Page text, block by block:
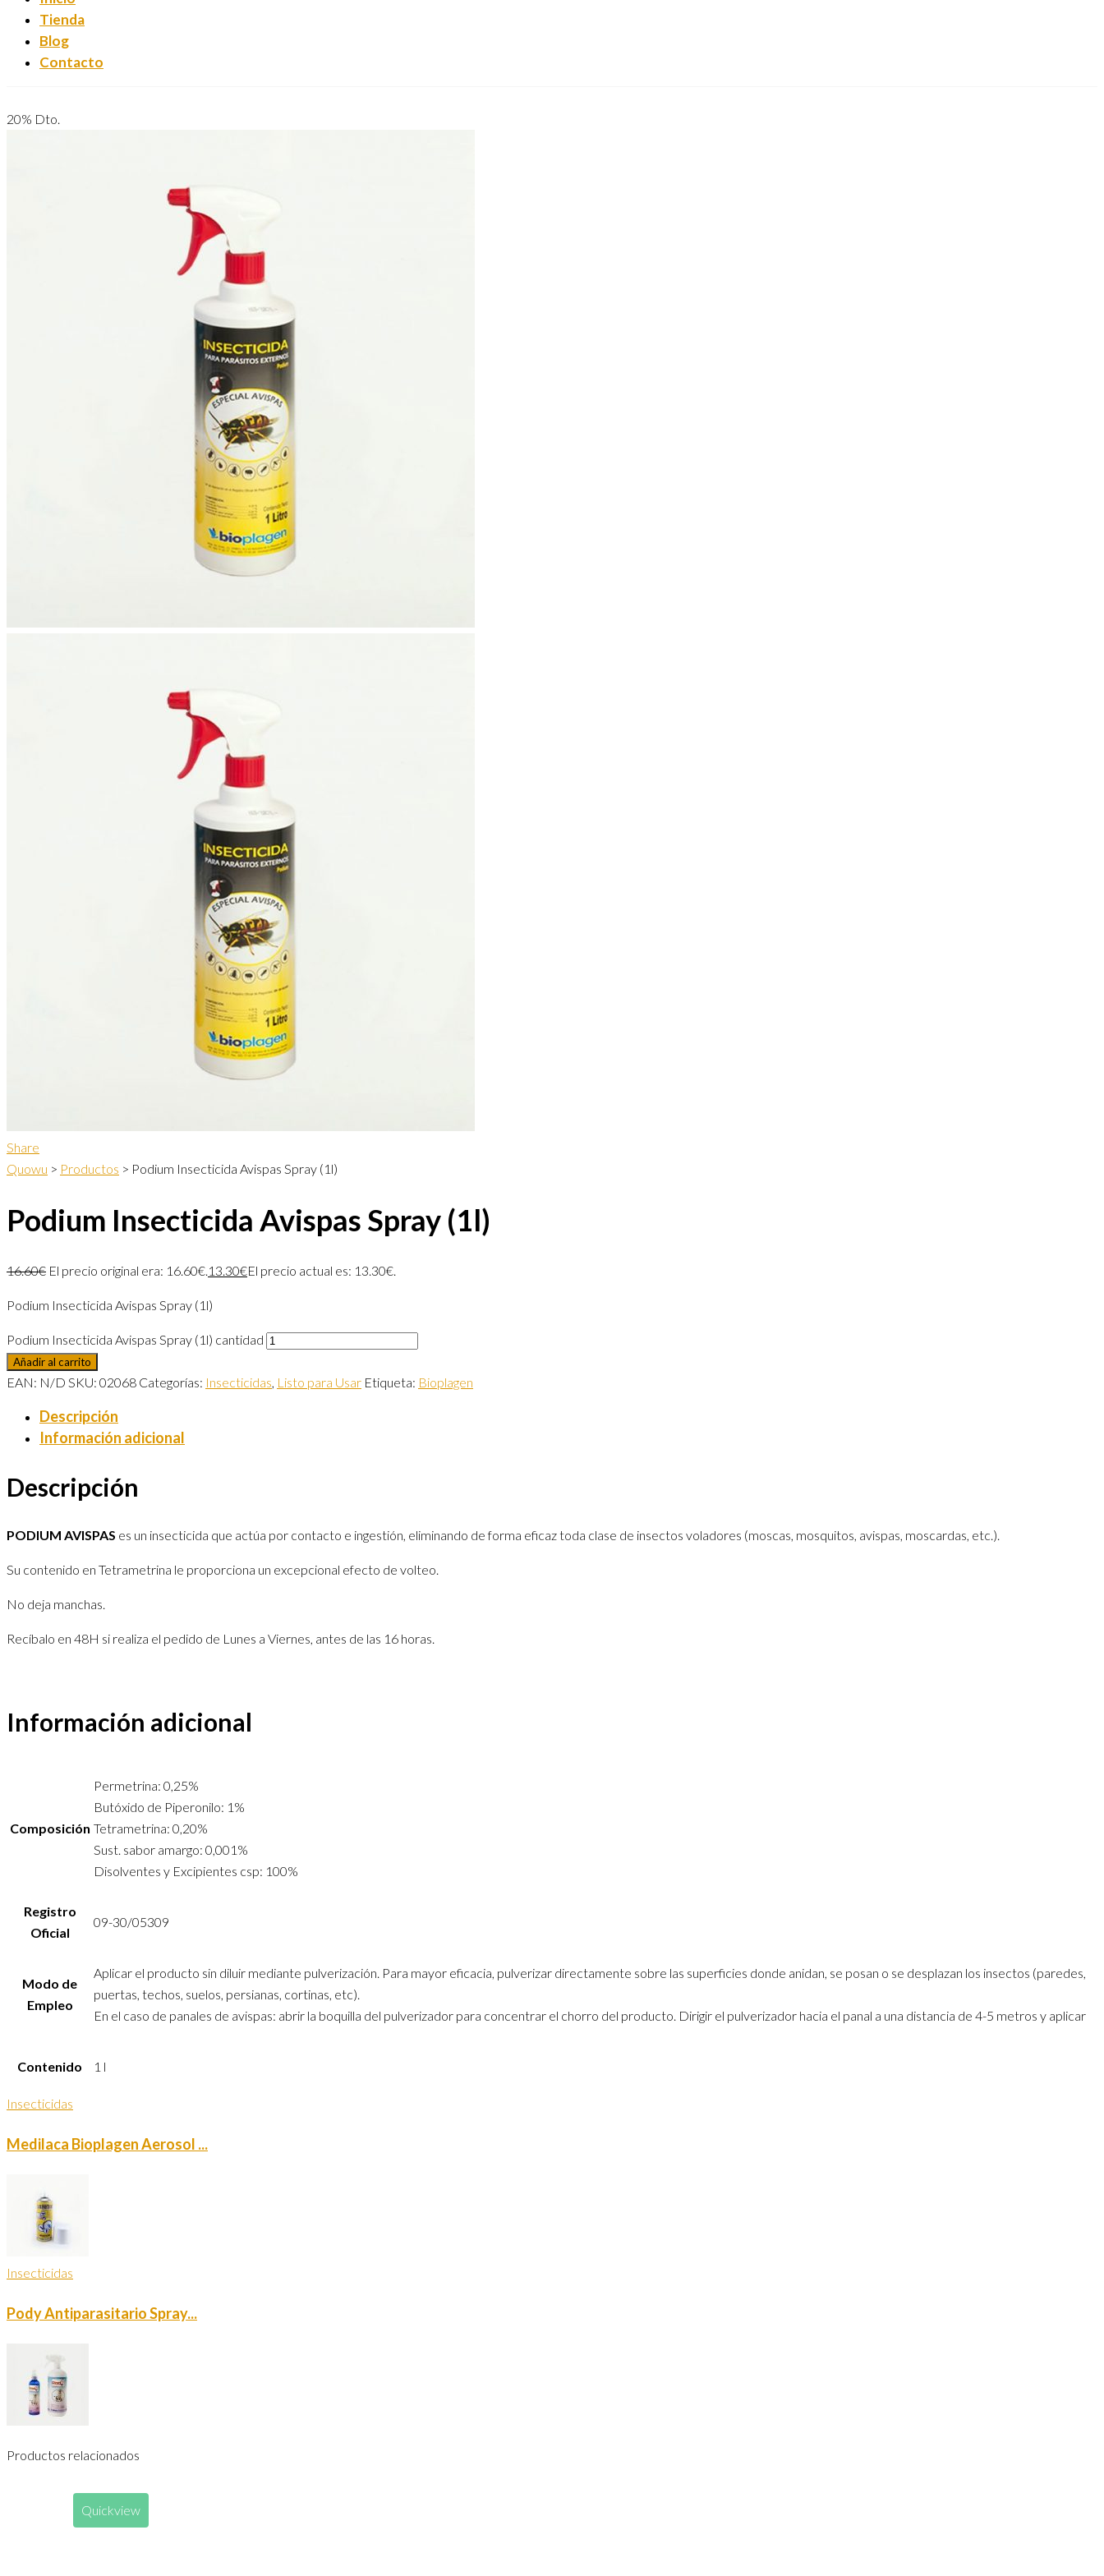
Tienda
Blog
Contacto
20% Dto.
Share
Quowu > Productos > Podium Insecticida Avispas Spray (1l)
Podium Insecticida Avispas Spray (1l)
16.60€ El precio original era: 16.60€.13.30€El precio actual es: 13.30€.
Podium Insecticida Avispas Spray (1l)
Podium Insecticida Avispas Spray (1l) cantidad
Añadir al carrito
EAN: N/D SKU: 02068 Categorías: Insecticidas, Listo para Usar Etiqueta: Bioplagen
Descripción
Información adicional
Descripción
PODIUM AVISPAS es un insecticida que actúa por contacto e ingestión, eliminando de forma eficaz toda clase de insectos voladores (moscas, mosquitos, avispas, moscardas, etc.).
Su contenido en Tetrametrina le proporciona un excepcional efecto de volteo.
No deja manchas.
Recíbalo en 48H si realiza el pedido de Lunes a Viernes, antes de las 16 horas.
Información adicional
Composición
Permetrina: 0,25%
Butóxido de Piperonilo: 1%
Tetrametrina: 0,20%
Sust. sabor amargo: 0,001%
Disolventes y Excipientes csp: 100%
Registro
Oficial
09-30/05309
Modo de
Empleo
Aplicar el producto sin diluir mediante pulverización. Para mayor eficacia, pulverizar directamente sobre las superficies donde anidan, se posan o se desplazan los insectos (paredes,
puertas, techos, suelos, persianas, cortinas, etc).
En el caso de panales de avispas: abrir la boquilla del pulverizador para concentrar el chorro del producto. Dirigir el pulverizador hacia el panal a una distancia de 4-5 metros y aplicar
Contenido 1 l
Insecticidas
Medilaca Bioplagen Aerosol ...
Insecticidas
Pody Antiparasitario Spray...
Productos relacionados
Quickview